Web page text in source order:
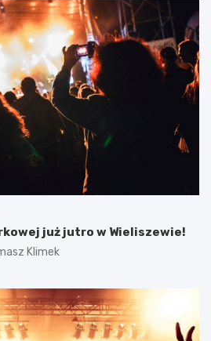
już jutro w Wieliszewie!
Klimek